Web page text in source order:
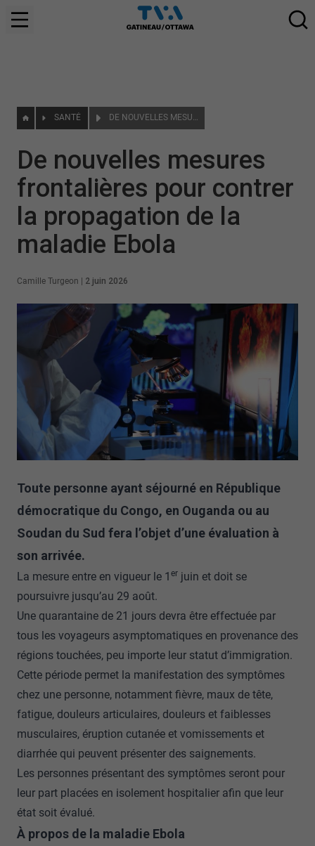
SANTÉ DE NOUVELLES MESURES FRONTALIÈRES POUR CONTRER LA PROPAGATION DE LA MALADIE EBOLA
De nouvelles mesures
frontalières pour contrer
la propagation de la
maladie Ebola
Camille Turgeon 2 juin 2026
Toute personne ayant séjourné en République
démocratique du Congo, en Ouganda ou au
Soudan du Sud fera l’objet d’une évaluation à
son arrivée.
La mesure entre en vigueur le 1 er juin et doit se
poursuivre jusqu’au 29 août.
Une quarantaine de 21 jours devra être effectuée par
tous les voyageurs asymptomatiques en provenance des
régions touchées, peu importe leur statut d’immigration.
Cette période permet la manifestation des symptômes
chez une personne, notamment fièvre, maux de tête,
fatigue, douleurs articulaires, douleurs et faiblesses
musculaires, éruption cutanée et vomissements et
diarrhée qui peuvent présenter des saignements.
Les personnes présentant des symptômes seront pour
leur part placées en isolement hospitalier afin que leur
état soit évalué.
À propos de la maladie Ebola